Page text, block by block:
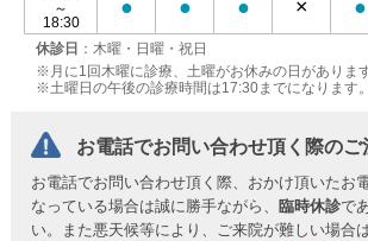
休診日 ：木曜・日曜・祝日
※月に1回木曜に診療、土曜がお休みの日があります
※土曜日の午後の診療時間は17:30までになります。
～
18:30
● ● ● × ●
お電話でお問い合わせ頂く際のご
お電話でお問い合わせ頂く際、おかけ頂いたお
なっている場合は誠に勝手ながら、
臨時休診で
い。また悪天候等により、ご来院が難しい場合